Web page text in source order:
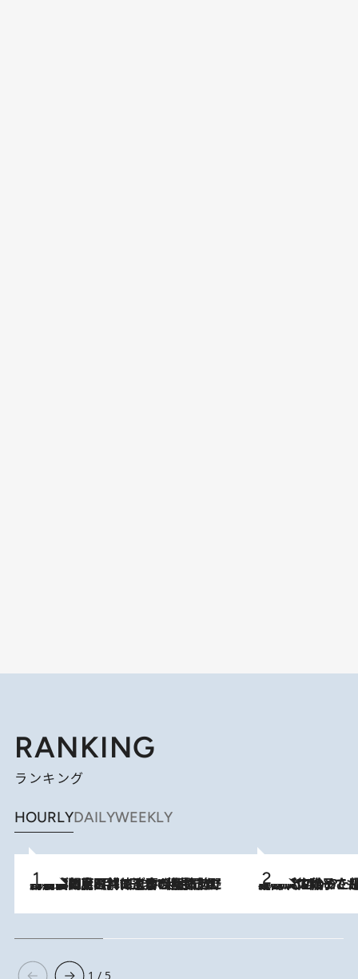
RANKING
ランキング
HOURLYDAILYWEEKLY
2026.8.8
「最後に見られてよかった」上野動物園の東園パンダ舎が解体前に特別公開。8月16日まで延長されたパネル展と共に辿る“半世紀”のパンダ飼育《解体工事の図面あり》 2026.8.5
【阿川佐和子さんの年とる力】なぜ70代で始めた趣味は“こんなに楽しい”のか？ ピアノ、俳句…スランプに陥っても続けられる“ある秘訣”とは
1 / 5